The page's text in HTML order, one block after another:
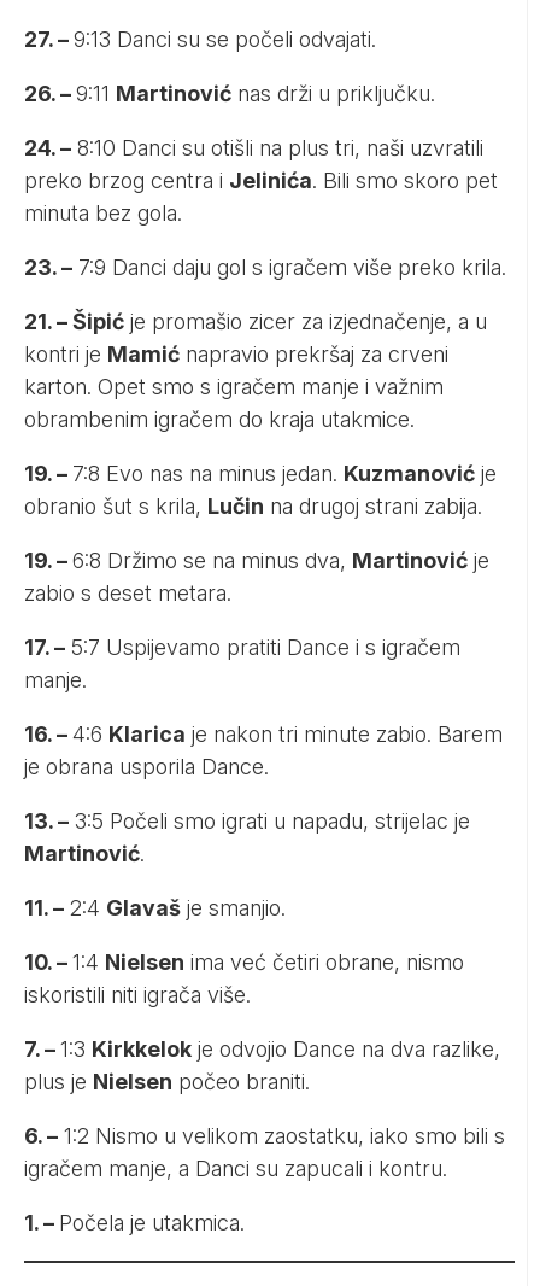
27. –9:13 Danci su se počeli odvajati.
26. –9:11 Martinović nas drži u priključku.
24. – 8:10 Danci su otišli na plus tri, naši uzvratili
preko brzog centra i Jelinića. Bili smo skoro pet
minuta bez gola.
23. – 7:9 Danci daju gol s igračem više preko krila.
21. – Šipić je promašio zicer za izjednačenje, a u
kontri je Mamić napravio prekršaj za crveni
karton. Opet smo s igračem manje i važnim
obrambenim igračem do kraja utakmice.
19. – 7:8 Evo nas na minus jedan. Kuzmanović je
obranio šut s krila, Lučin na drugoj strani zabija.
19. –6:8 Držimo se na minus dva, Martinović je
zabio s deset metara.
17. – 5:7 Uspijevamo pratiti Dance i s igračem
manje.
16. –4:6 Klarica je nakon tri minute zabio. Barem
je obrana usporila Dance.
13. – 3:5 Počeli smo igrati u napadu, strijelac je
Martinović.
11. – 2:4 Glavaš je smanjio.
10. –1:4 Nielsen ima već četiri obrane, nismo
iskoristili niti igrača više.
7. –1:3 Kirkkelok je odvojio Dance na dva razlike,
plus je Nielsen počeo braniti.
6. – 1:2 Nismo u velikom zaostatku, iako smo bili s
igračem manje, a Danci su zapucali i kontru.
1. – Počela je utakmica.